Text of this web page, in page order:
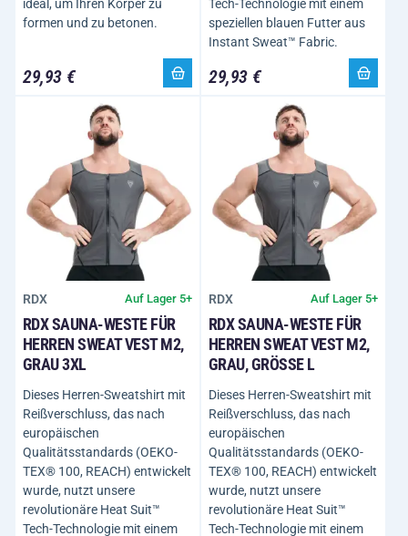
ideal, um Ihren Körper zu
formen und zu betonen.
29,93 €
Tech-Technologie mit einem
speziellen blauen Futter aus
Instant Sweat™ Fabric.
29,93 €
RDX Auf Lager 5+
RDX SAUNA-WESTE FÜR
HERREN SWEAT VEST M2,
GRAU 3XL
Dieses Herren-Sweatshirt mit
Reißverschluss, das nach
europäischen
Qualitätsstandards (OEKO-
TEX® 100, REACH) entwickelt
wurde, nutzt unsere
revolutionäre Heat Suit™
Tech-Technologie mit einem
RDX Auf Lager 5+
RDX SAUNA-WESTE FÜR
HERREN SWEAT VEST M2,
GRAU, GRÖSSE L
Dieses Herren-Sweatshirt mit
Reißverschluss, das nach
europäischen
Qualitätsstandards (OEKO-
TEX® 100, REACH) entwickelt
wurde, nutzt unsere
revolutionäre Heat Suit™
Tech-Technologie mit einem